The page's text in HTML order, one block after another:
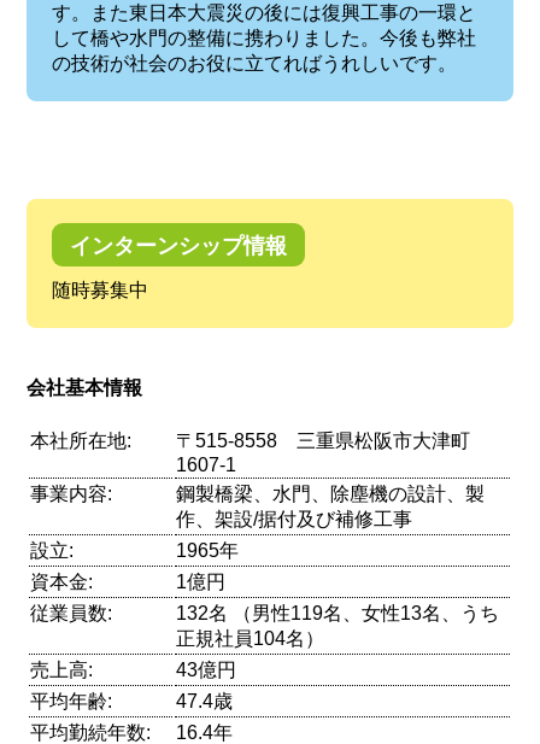
す。また東日本大震災の後には復興工事の一環と
して橋や水門の整備に携わりました。今後も弊社
の技術が社会のお役に立てればうれしいです。
インターンシップ情報
随時募集中
会社基本情報
本社所在地:
〒515-8558 三重県松阪市大津町
1607-1
事業内容:
鋼製橋梁、水門、除塵機の設計、製
作、架設/据付及び補修工事
設立:
1965年
資本金:
1億円
従業員数:
132名 （男性119名、女性13名、うち
正規社員104名）
売上高:
43億円
平均年齢:
47.4歳
平均勤続年数:
16.4年